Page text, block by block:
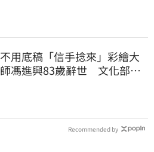
不用底稿「信手捻來」彩繪大
師馮進興83歲辭世 文化部頒
Recommended by